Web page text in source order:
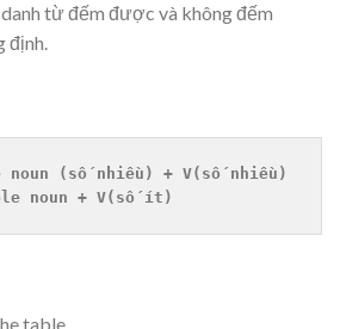
từ đếm được và không đếm
định.
noun (số nhiều) + V(số nhiều)
noun + V(số ít)
table.